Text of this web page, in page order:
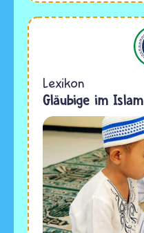
Lexikon
Gläubige im Islam